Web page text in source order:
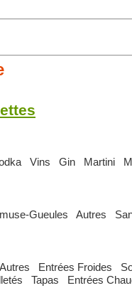
Vins Gin Martini
Gueules Autres
Autres Entrées Froides
Tapas Entrées